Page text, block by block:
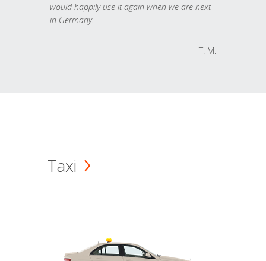
would happily use it again when we are next
in Germany.
T. M.
Taxi